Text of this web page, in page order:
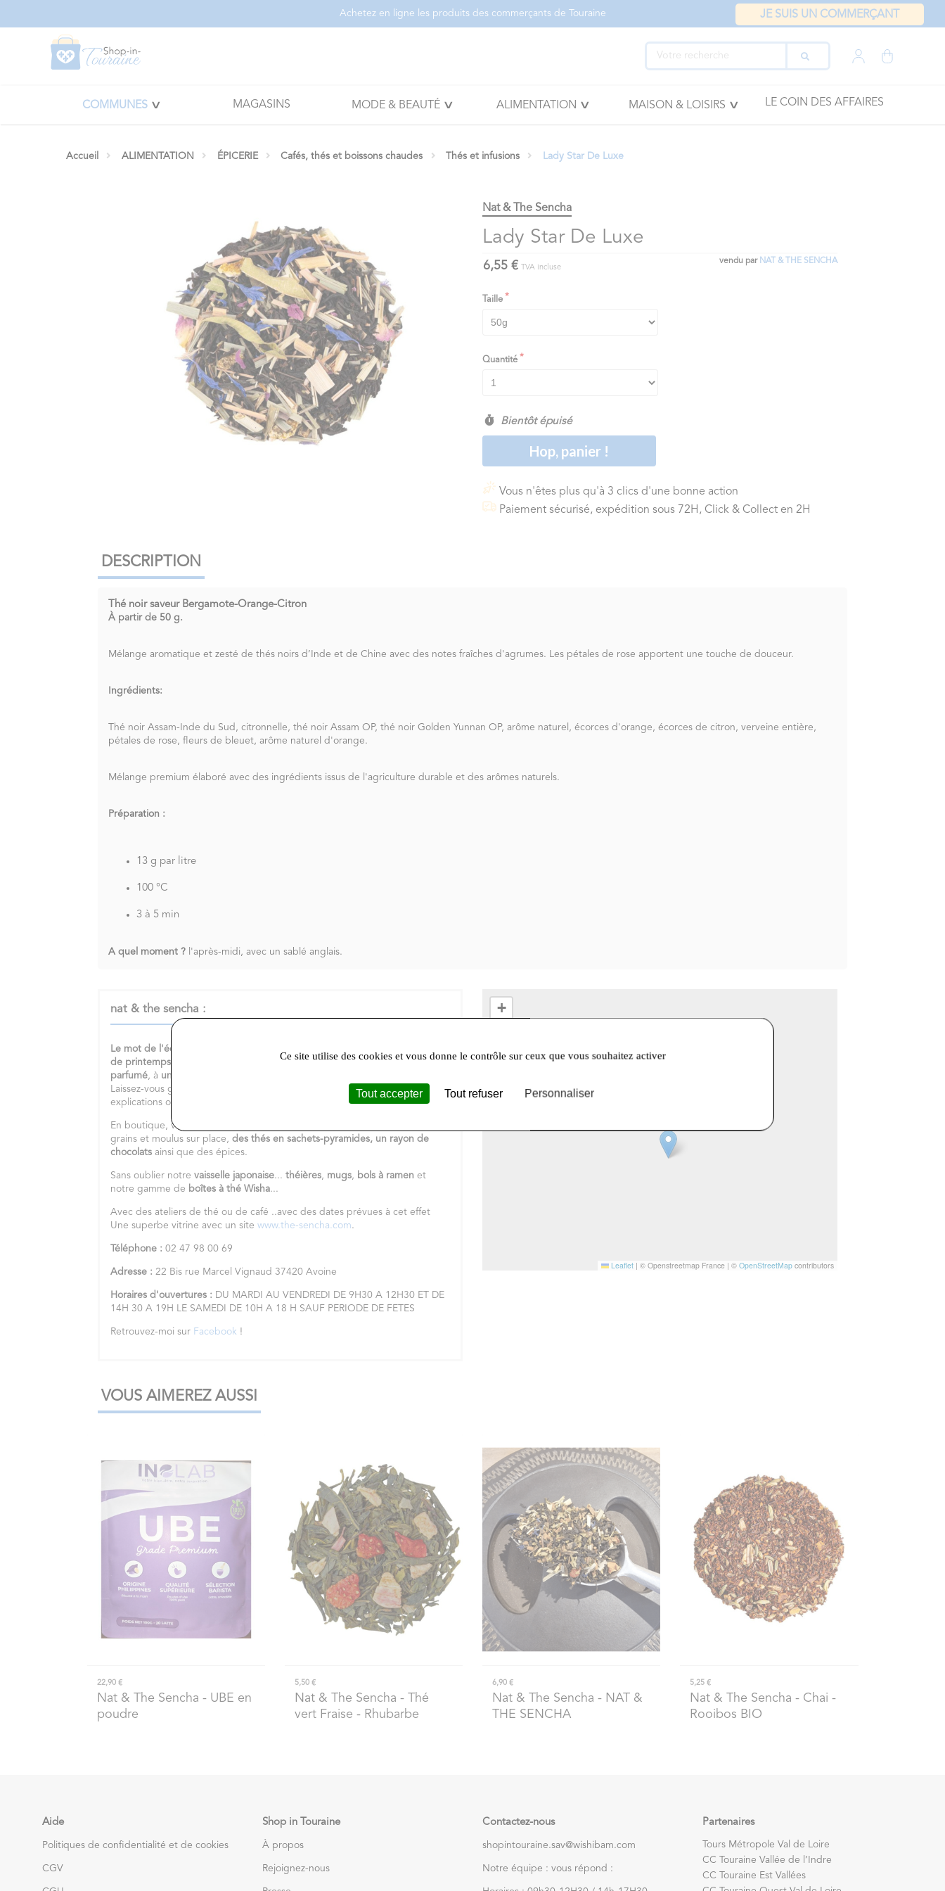
Achetez en ligne les produits des commerçants de Touraine JE SUIS UN COMMERÇANT
COMMUNES MAGASINS MODE & BEAUTÉ ALIMENTATION MAISON & LOISIRS LE COIN DES AFFAIRES
Accueil ALIMENTATION ÉPICERIE Cafés, thés et boissons chaudes Thés et infusions Lady Star De Luxe
Nat & The Sencha
Lady Star De Luxe
vendu par NAT & THE SENCHA
6,55 € TVA incluse
Taille
Quantité
Bientôt épuisé
Hop, panier !
Vous n'êtes plus qu'à 3 clics d'une bonne action
Paiement sécurisé, expédition sous 72H, Click & Collect en 2H
DESCRIPTION
Thé noir saveur Bergamote-Orange-Citron
À partir de 50 g.
Mélange aromatique et zesté de thés noirs d’Inde et de Chine avec des notes fraîches d'agrumes. Les pétales de rose apportent une touche de douceur.
Ingrédients:
Thé noir Assam-Inde du Sud, citronnelle, thé noir Assam OP, thé noir Golden Yunnan OP, arôme naturel, écorces d'orange, écorces de citron, verveine entière,
pétales de rose, fleurs de bleuet, arôme naturel d'orange.
Mélange premium élaboré avec des ingrédients issus de l'agriculture durable et des arômes naturels.
Préparation :
13 g par litre
100 °C
3 à 5 min
A quel moment ? l'après-midi, avec un sablé anglais.
nat & the sencha :
Le mot de l'équipe :
de printemps
thés japonais? Vous ne résistez pas àun thé
parfumé, à une infusion fruitée
Laissez-vous guider et n'hésitez pas à me contacter pour un conseil, des
explications ou une idée cadeau.
En boutique, vous trouverez également une
grains et moulus sur place,des thés en sachets-pyramides, un rayon de
chocolats ainsi que des épices.
Sans oublier notre vaisselle japonaise...théières, mugs, bols à ramen et
notre gamme de boîtes à thé Wisha...
Avec des ateliers de thé ou de café ..avec des dates prévues à cet effet
Une superbe vitrine avec un sitewww.the-sencha.com.
Téléphone : 02 47 98 00 69
Adresse : 22 Bis rue Marcel Vignaud 37420 Avoine
Horaires d'ouvertures : DU MARDI AU VENDREDI DE 9H30 A 12H30 ET DE
14H 30 A 19H LE SAMEDI DE 10H A 18 H SAUF PERIODE DE FETES
Retrouvez-moi sur Facebook !
+
Leaflet | © Openstreetmap France | © OpenStreetMapcontributors
VOUS AIMEREZ AUSSI
22,90 €
Nat & The Sencha - UBE en
poudre
5,50 €
Nat & The Sencha - Thé
vert Fraise - Rhubarbe
6,90 €
Nat & The Sencha - NAT &
THE SENCHA
5,25 €
Nat & The Sencha - Chai -
Rooibos BIO
Aide
Politiques de confidentialité et de cookies
CGV
Shop in Touraine
À propos
Rejoignez-nous
Contactez-nous
shopintouraine.sav@wishibam.com
Notre équipe : vous répond :
Partenaires
Tours Métropole Val de Loire
CC Touraine Vallée de l’Indre
CC Touraine Est Vallées
Ce site utilise des cookies et vous donne le contrôle sur ceux que vous souhaitez activer
Tout accepter Tout refuser Personnaliser